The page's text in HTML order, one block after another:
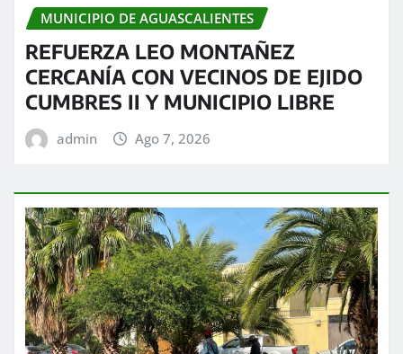
MUNICIPIO DE AGUASCALIENTES
REFUERZA LEO MONTAÑEZ
CERCANÍA CON VECINOS DE EJIDO
CUMBRES II Y MUNICIPIO LIBRE
admin Ago 7, 2026